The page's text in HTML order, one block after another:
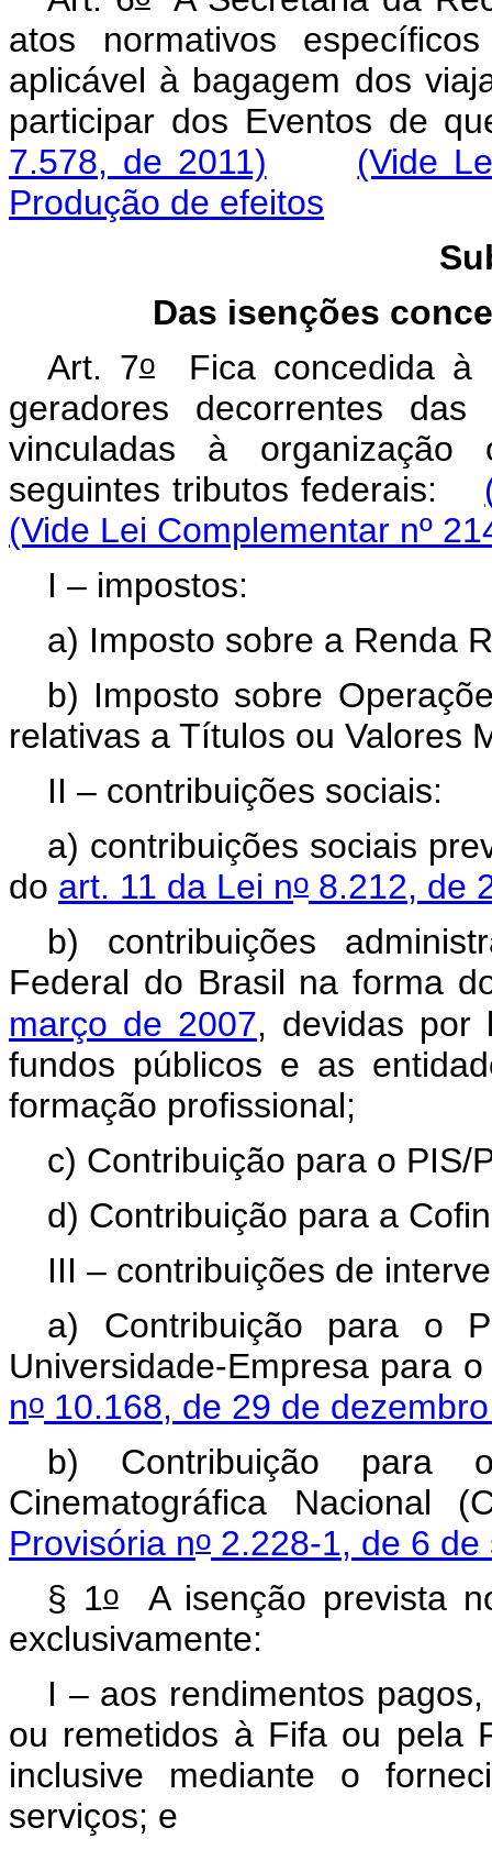
atos normativos
aplicável à bagagem dos
participar dos Eventos de
7.578, de 2011)
(Vide
Produção de efeitos
Das isenções
Art. 7oFica concedida à
geradores decorrentes
vinculadas à
seguintes tributos federais:
(Vide Lei Complementar nº
I – impostos:
a) Imposto sobre a Renda
b) Imposto sobre
relativas a Títulos ou Valores
II – contribuições sociais:
a) contribuições sociais
do art. 11 da Lei no 8.212, de
b) contribuições
Federal do Brasil na forma
março de 2007, devidas por
fundos públicos e as
formação profissional;
c) Contribuição para o PIS/
d) Contribuição para a
III – contribuições de
a) Contribuição para o
Universidade-Empresa para
no 10.168, de 29 de
b) Contribuição para
Cinematográfica Nacional
Provisória no 2.228-1, de 6
§ 1oA isenção prevista
exclusivamente:
I – aos rendimentos
ou remetidos à Fifa ou pela
inclusive mediante o
serviços; e